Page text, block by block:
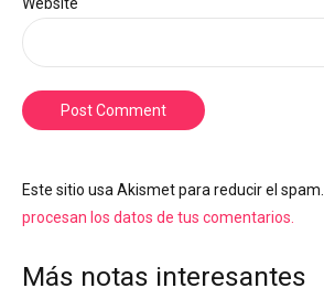
Website
Post Comment
Este sitio usa Akismet para reducir el spam.
procesan los datos de tus comentarios.
Más notas interesantes